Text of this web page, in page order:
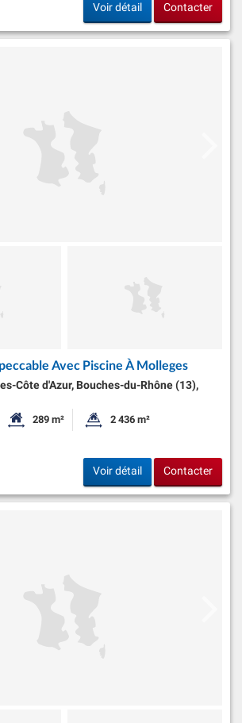
Voir détail Contacter
Avec Piscine À Molleges
Côte d'Azur, Bouches-du-Rhône (13),
de bains
Surface habitable:
289 m² Superficie du terrain:
2 436 m²
Voir détail Contacter